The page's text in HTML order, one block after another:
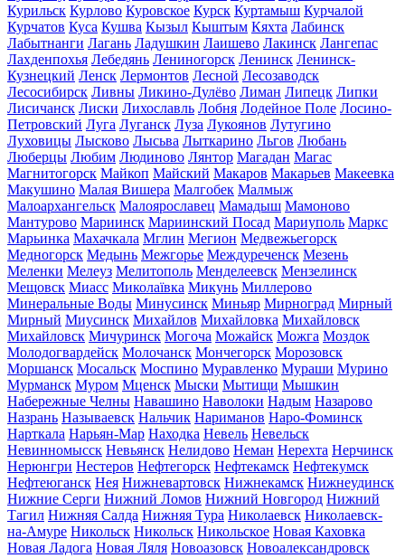
Курильск Курлово Куровское Курск Куртамыш Курчалой
Курчатов Куса Кушва Кызыл Кыштым Кяхта Лабинск
Лабытнанги Лагань Ладушкин Лаишево Лакинск Лангепас
Лахденпохья Лебедянь Лениногорск Ленинск Ленинск-
Кузнецкий Ленск Лермонтов Лесной Лесозаводск
Лесосибирск Ливны Ликино-Дулёво Лиман Липецк Липки
Лисичанск Лиски Лихославль Лобня Лодейное Поле Лосино-
Петровский Луга Луганск Луза Лукоянов Лутугино
Луховицы Лысково Лысьва Лыткарино Льгов Любань
Люберцы Любим Людиново Лянтор Магадан Магас
Магнитогорск Майкоп Майский Макаров Макарьев Макеевка
Макушино Малая Вишера Малгобек Малмыж
Малоархангельск Малоярославец Мамадыш Мамоново
Мантурово Мариинск Мариинский Посад Мариуполь Маркс
Марьинка Махачкала Мглин Мегион Медвежьегорск
Медногорск Медынь Межгорье Междуреченск Мезень
Меленки Мелеуз Мелитополь Менделеевск Мензелинск
Мещовск Миасс Миколаївка Микунь Миллерово
Минеральные Воды Минусинск Миньяр Мирноград Мирный
Мирный Миусинск Михайлов Михайловка Михайловск
Михайловск Мичуринск Могоча Можайск Можга Моздок
Молодогвардейск Молочанск Мончегорск Морозовск
Моршанск Мосальск Моспино Муравленко Мураши Мурино
Мурманск Муром Мценск Мыски Мытищи Мышкин
Набережные Челны Навашино Наволоки Надым Назарово
Назрань Называевск Нальчик Нариманов Наро-Фоминск
Нарткала Нарьян-Мар Находка Невель Невельск
Невинномысск Невьянск Нелидово Неман Нерехта Нерчинск
Нерюнгри Нестеров Нефтегорск Нефтекамск Нефтекумск
Нефтеюганск Нея Нижневартовск Нижнекамск Нижнеудинск
Нижние Серги Нижний Ломов Нижний Новгород Нижний
Тагил Нижняя Салда Нижняя Тура Николаевск Николаевск-
на-Амуре Никольск Никольск Никольское Новая Каховка
Новая Ладога Новая Ляля Новоазовск Новоалександровск